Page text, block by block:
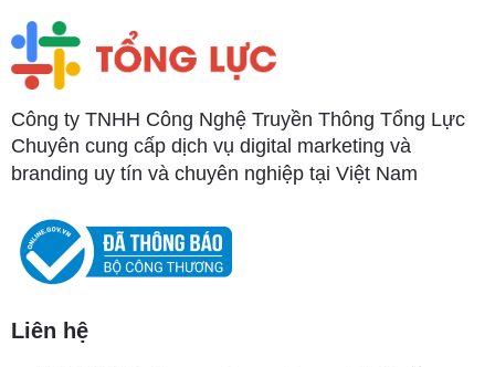
Công ty TNHH Công Nghệ Truyền Thông Tổng Lực
Chuyên cung cấp dịch vụ digital marketing và
branding uy tín và chuyên nghiệp tại Việt Nam
Liên hệ